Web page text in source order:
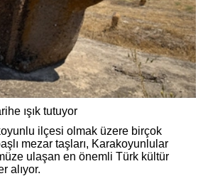
ışık tutuyor
ilçesi olmak üzere birçok
mezar taşları, Karakoyunlular
ulaşan en önemli Türk kültür
alıyor.